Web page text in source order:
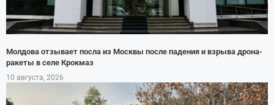
Молдова отзывает посла из Москвы после падения и взрыва дрона-
ракеты в селе Крокмаз
10 августа, 2026